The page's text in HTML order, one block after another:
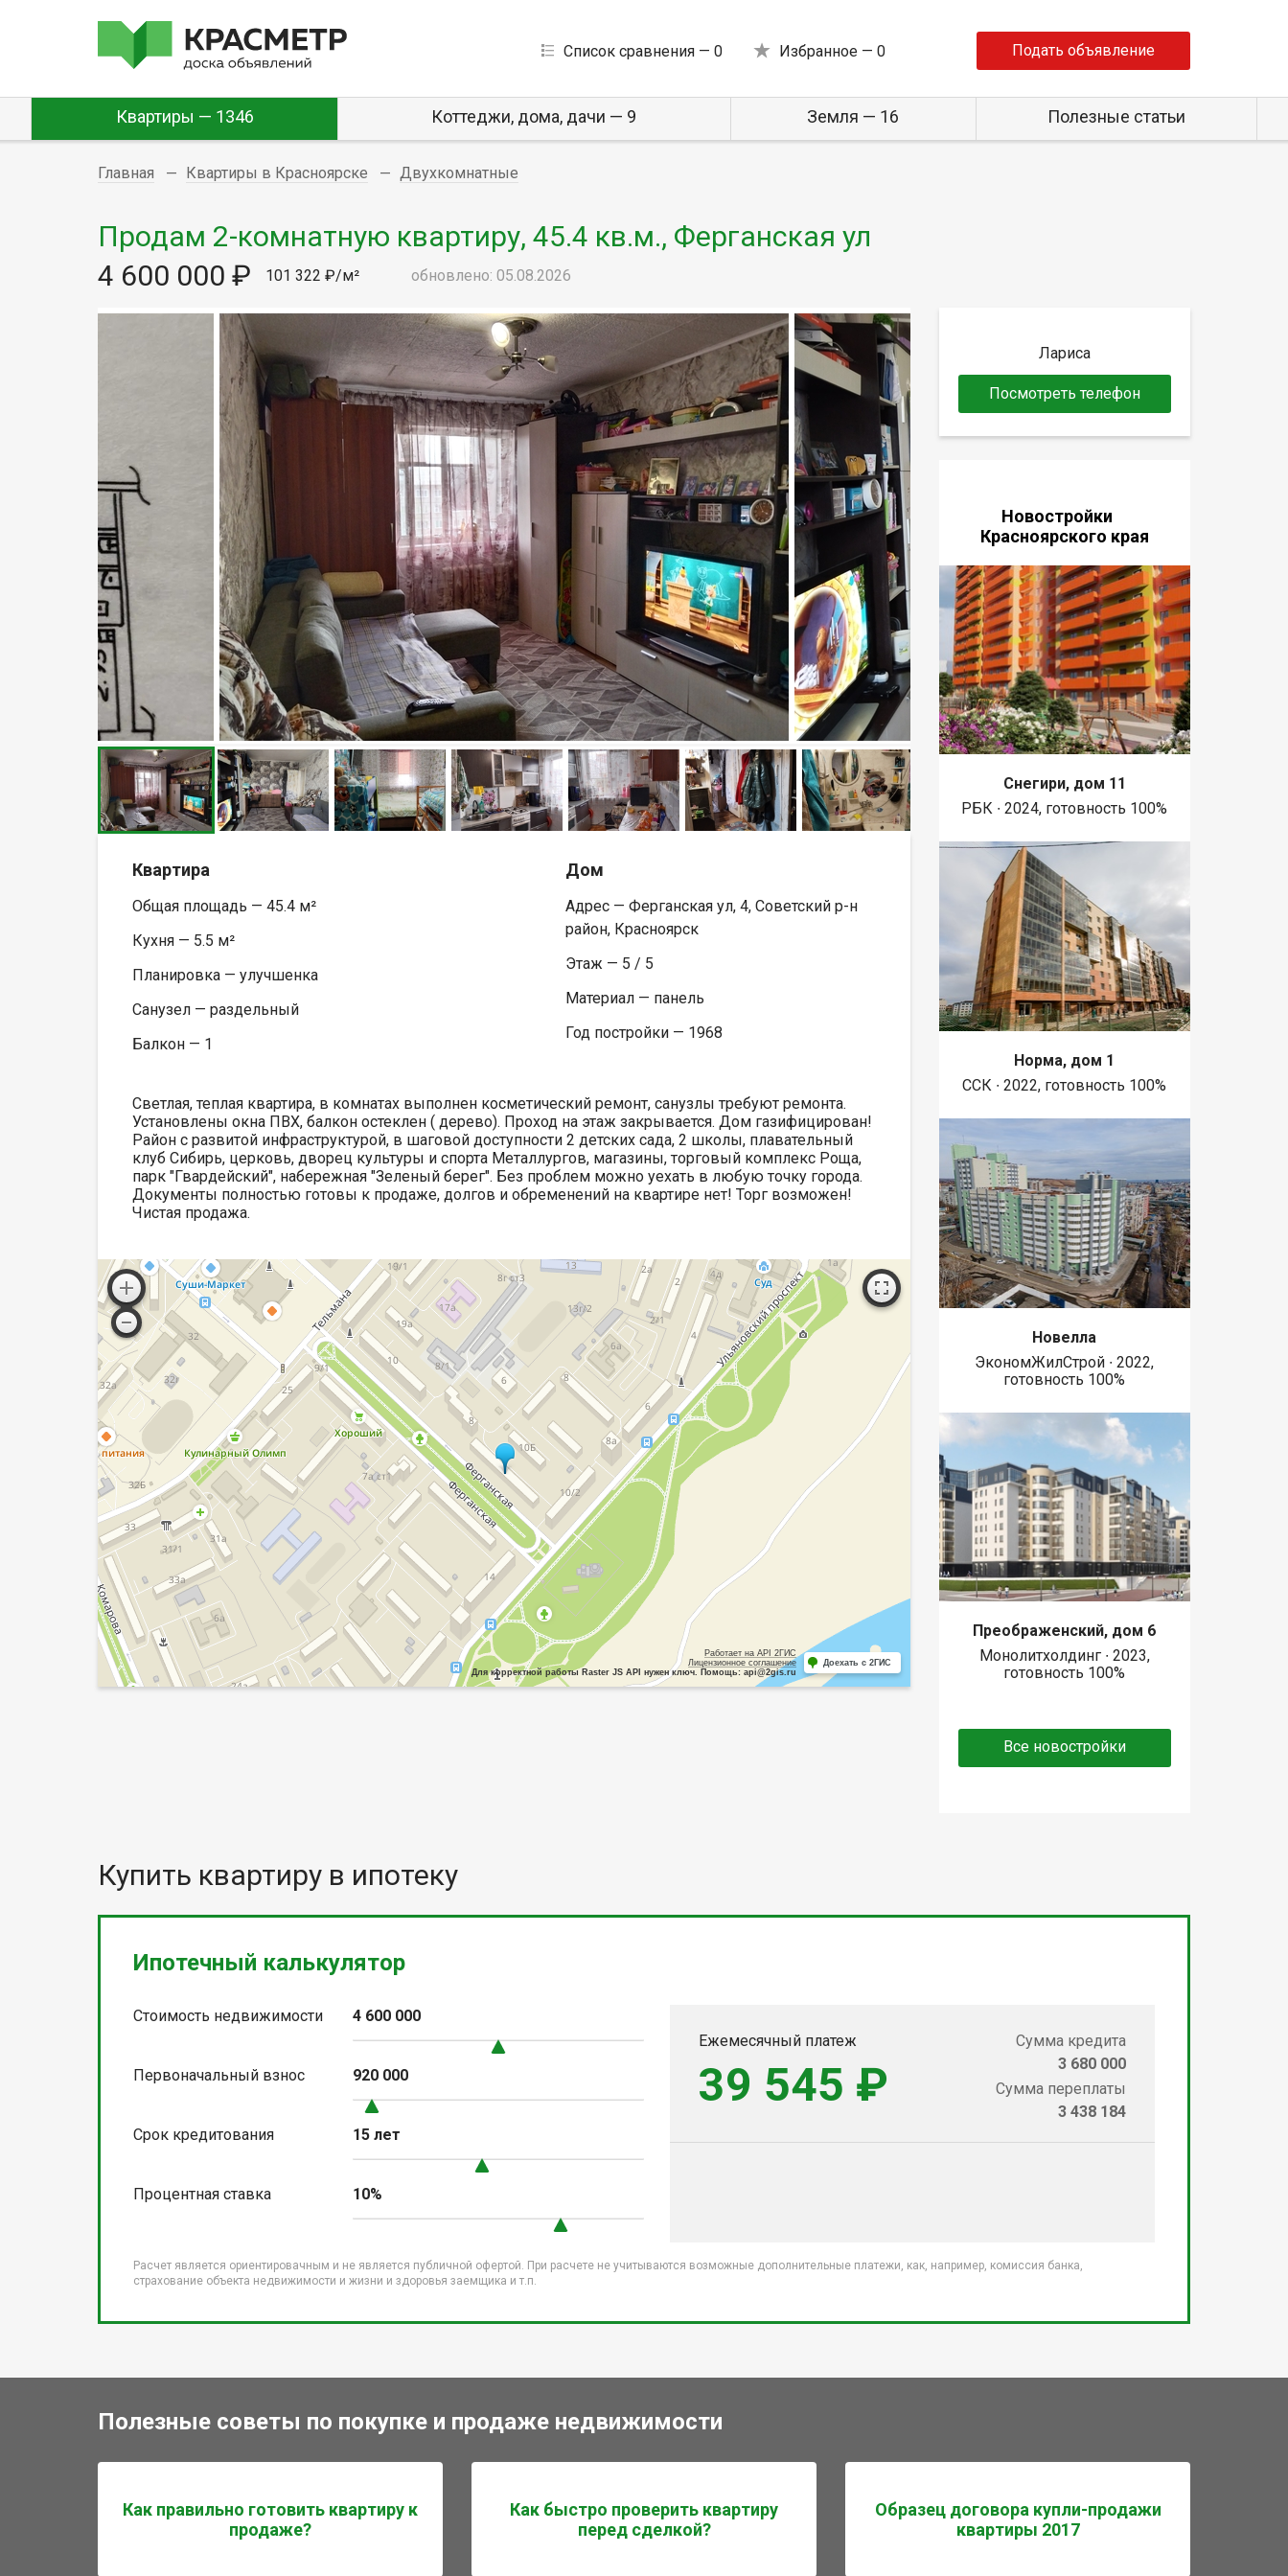
Список сравнения — 0 Избранное — 0 Подать объявление
Квартиры — 1346 Коттеджи, дома, дачи — 9 Земля — 16 Полезные статьи
Главная Квартиры в Красноярске Двухкомнатные
Продам 2-комнатную квартиру, 45.4 кв.м., Ферганская ул
4 600 000 ₽
101 322 ₽/м² обновлено: 05.08.2026
Квартира
Общая площадь — 45.4 м²
Кухня — 5.5 м²
Планировка — улучшенка
Санузел — раздельный
Балкон — 1
Дом
Адрес — Ферганская ул, 4, Советский р-н
район, Красноярск
Этаж — 5 / 5
Материал — панель
Год постройки — 1968
Светлая, теплая квартира, в комнатах выполнен косметический ремонт, санузлы требуют ремонта.
Установлены окна ПВХ, балкон остеклен ( дерево). Проход на этаж закрывается. Дом газифицирован!
Район с развитой инфраструктурой, в шаговой доступности 2 детских сада, 2 школы, плавательный
клуб Сибирь, церковь, дворец культуры и спорта Металлургов, магазины, торговый комплекс Роща,
парк "Гвардейский", набережная "Зеленый берег". Без проблем можно уехать в любую точку города.
Документы полностью готовы к продаже, долгов и обременений на квартире нет! Торг возможен!
Чистая продажа.
Работает на API 2ГИС
Лицензионное соглашение
Для корректной работы Raster JS API нужен ключ. Помощь: api@2gis.ru
Доехать с 2ГИС
Лариса
Посмотреть телефон
Новостройки
Красноярского края
Снегири, дом 11
РБК ∙ 2024, готовность 100%
Норма, дом 1
ССК ∙ 2022, готовность 100%
Новелла
ЭкономЖилСтрой ∙ 2022,
готовность 100%
Преображенский, дом 6
Монолитхолдинг ∙ 2023,
готовность 100%
Все новостройки
Купить квартиру в ипотеку
Ипотечный калькулятор
Стоимость недвижимости 4 600 000
Первоначальный взнос 920 000
Срок кредитования 15 лет
Процентная ставка 10%
Ежемесячный платеж
39 545 ₽
Сумма кредита
3 680 000
Сумма переплаты
3 438 184
Расчет является ориентировачным и не является публичной офертой. При расчете не учитываются возможные дополнительные платежи, как, например, комиссия банка,
страхование объекта недвижимости и жизни и здоровья заемщика и т.п.
Полезные советы по покупке и продаже недвижимости
Как правильно готовить квартиру к
продаже?
Как быстро проверить квартиру
перед сделкой?
Образец договора купли-продажи
квартиры 2017